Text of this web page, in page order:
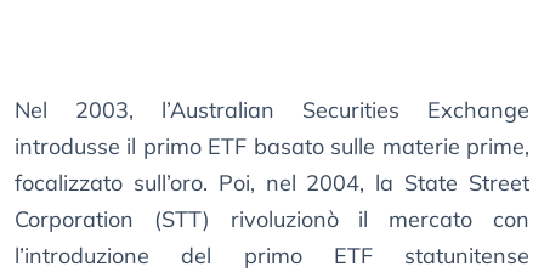
Nel 2003, l’Australian Securities Exchange
introdusse il primo ETF basato sulle materie prime,
focalizzato sull’oro. Poi, nel 2004, la State Street
Corporation (STT) rivoluzionò il mercato con
l’introduzione del primo ETF statunitense